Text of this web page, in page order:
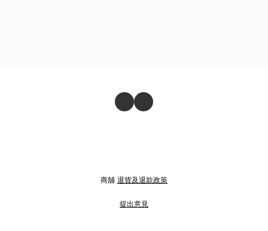
商舖 退貨及退款政策
提出意見